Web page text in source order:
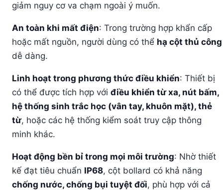
giảm nguy cơ va chạm ngoài ý muốn.
An toàn khi mất điện: Trong trường hợp khẩn cấp
hoặc mất nguồn, người dùng có thể hạ cột thủ công
dễ dàng.
Linh hoạt trong phương thức điều khiển: Thiết bị
có thể được tích hợp với điều khiển từ xa, nút bấm,
hệ thống sinh trắc học (vân tay, khuôn mặt), thẻ
từ, hoặc các hệ thống kiểm soát truy cập thông
minh khác.
Hoạt động bền bỉ trong mọi môi trường: Nhờ thiết
kế đạt tiêu chuẩn IP68, cột bollard có khả năng
chống nước, chống bụi tuyệt đối, phù hợp với cả